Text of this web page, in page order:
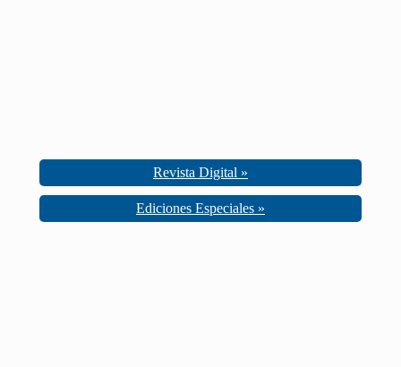
Revista Digital »
Ediciones Especiales »